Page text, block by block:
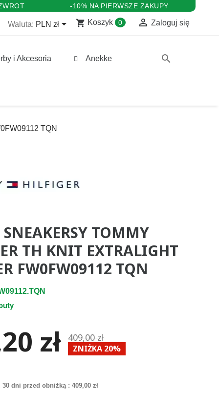
-10% NA PIERWSZE ZAKUPY
Waluta: PLN zł shopping_cart Koszyk 0  Zaloguj się
i Akcesoria Anekke search
TQN
TOMMY
TH KNIT EXTRALIGHT
FW0FW09112 TQN
zł 409,00 zł
ZNIŻKA 20%
30 dni przed obniżką : 409,00 zł